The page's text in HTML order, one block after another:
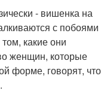
- вишенка на
с побоями
какие они
женщин, которые
форме, говорят, что